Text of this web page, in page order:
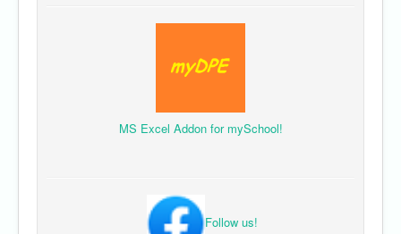
MS Excel Addon for mySchool!
Follow us!